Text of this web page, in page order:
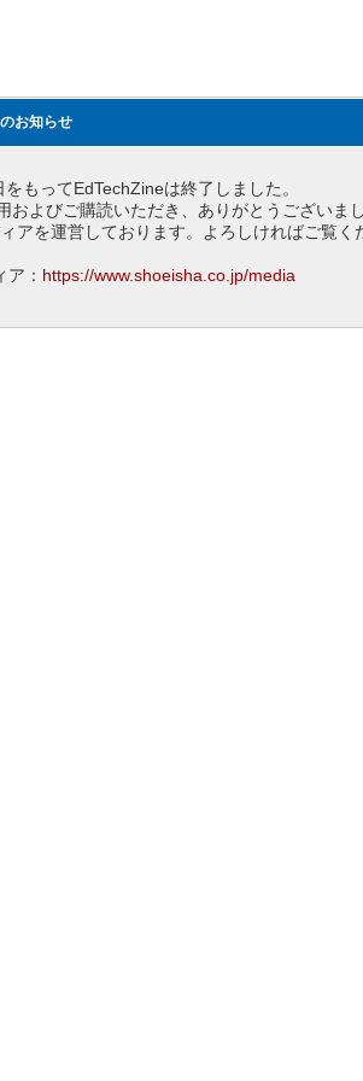
お知らせ
もってEdTechZineは終了しました。
およびご購読いただき、ありがとうございまし
アを運営しております。よろしければご覧く
： https://www.shoeisha.co.jp/media